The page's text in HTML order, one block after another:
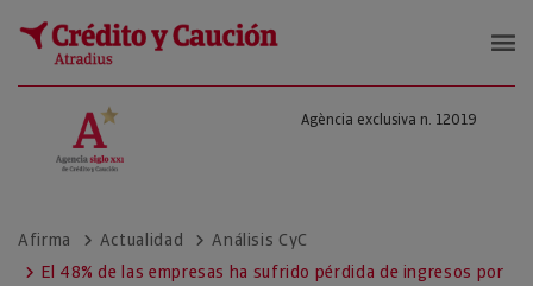
Agència exclusiva n. 12019
Afirma Actualidad
Análisis CyC
El 48% de las empresas ha sufrido pérdida de ingresos por